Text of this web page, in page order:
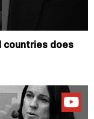
countries does